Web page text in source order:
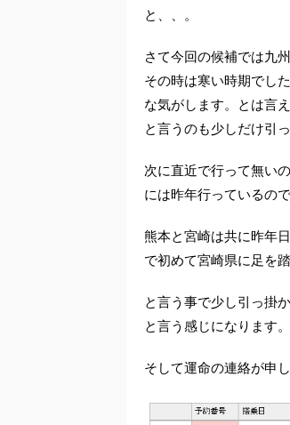
と、、。
さて今回の候補では九
その時は寒い時期でし
な気がします。とは言
と言うのも少しだけ引
次に直近で行って無い
には昨年行っているの
熊本と宮崎は共に昨年
で初めて宮崎県に足を
と言う事で少し引っ掛
と言う感じになります。
そして運命の連絡が申